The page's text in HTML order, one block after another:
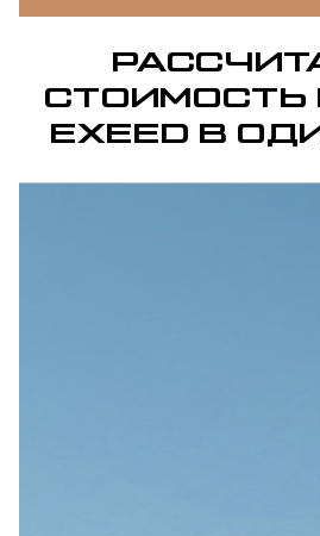
СТОИМОСТЬ
EXEED В